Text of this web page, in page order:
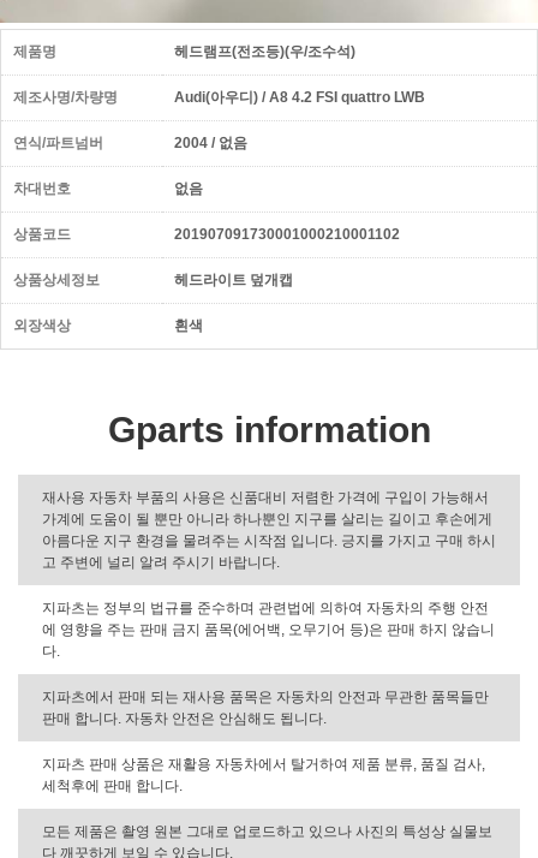
제품명 헤드램프(전조등)(우/조수석)
제조사명/차량명 Audi(아우디) / A8 4.2 FSI quattro LWB
연식/파트넘버 2004 / 없음
차대번호 없음
상품코드 201907091730001000210001102
상품상세정보 헤드라이트 덮개캡
외장색상 흰색
Gparts information
재사용 자동차 부품의 사용은 신품대비 저렴한 가격에 구입이 가능해서
가계에 도움이 될 뿐만 아니라 하나뿐인 지구를 살리는 길이고 후손에게
아름다운 지구 환경을 물려주는 시작점 입니다. 긍지를 가지고 구매 하시
고 주변에 널리 알려 주시기 바랍니다.
지파츠는 정부의 법규를 준수하며 관련법에 의하여 자동차의 주행 안전
에 영향을 주는 판매 금지 품목(에어백, 오무기어 등)은 판매 하지 않습니
다.
지파츠에서 판매 되는 재사용 품목은 자동차의 안전과 무관한 품목들만
판매 합니다. 자동차 안전은 안심해도 됩니다.
지파츠 판매 상품은 재활용 자동차에서 탈거하여 제품 분류, 품질 검사,
세척후에 판매 합니다.
모든 제품은 촬영 원본 그대로 업로드하고 있으나 사진의 특성상 실물보
다 깨끗하게 보일 수 있습니다.